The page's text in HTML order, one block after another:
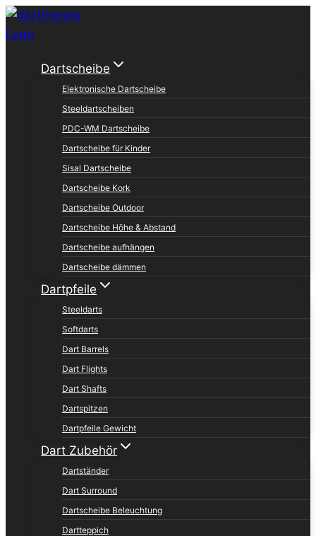
Zum
Inhalt
Dartscheibe
Elektronische Dartscheibe
Steeldartscheiben
PDC-WM Dartscheibe
Dartscheibe für Kinder
Sisal Dartscheibe
Dartscheibe Kork
Dartscheibe Outdoor
Dartscheibe Höhe & Abstand
Dartscheibe aufhängen
Dartscheibe dämmen
Dartpfeile
Steeldarts
Softdarts
Dart Barrels
Dart Flights
Dart Shafts
Dartspitzen
Dartpfeile Gewicht
Dart Zubehör
Dartständer
Dart Surround
Dartscheibe Beleuchtung
Dartteppich
1
2
3
4
5